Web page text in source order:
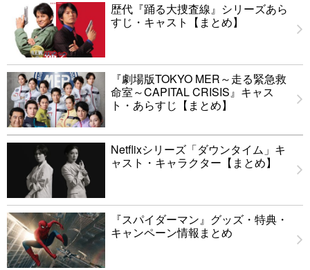
歴代『踊る大捜査線』シリーズあら
すじ・キャスト【まとめ】
『劇場版TOKYO MER～走る緊急救
命室～CAPITAL CRISIS』キャス
ト・あらすじ【まとめ】
Netflixシリーズ「ダウンタイム」キ
ャスト・キャラクター【まとめ】
『スパイダーマン』グッズ・特典・
キャンペーン情報まとめ